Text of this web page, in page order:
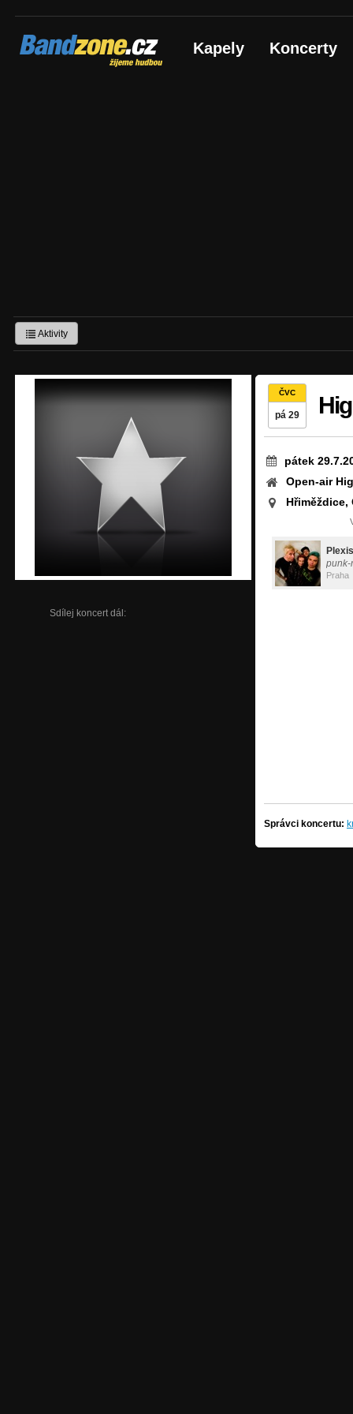
Bandzone.cz
žijeme hudbou Kapely Koncerty
Aktivity
Sdílej koncert dál:
ČVC
pá 29
pátek
Open-air
Hřiměždice,
Plexis
punk-
Praha
Správci koncertu: